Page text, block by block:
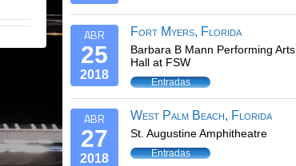
ABR
25
2018
Fort Myers, Florida
Barbara B Mann Performing Arts
Hall at FSW
Entradas
ABR
27
2018
West Palm Beach, Florida
St. Augustine Amphitheatre
Entradas